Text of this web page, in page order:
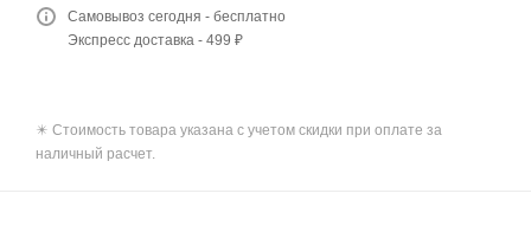
Самовывоз сегодня - бесплатно
Экспресс доставка - 499 ₽
✴️ Стоимость товара указана с учетом скидки при оплате за
наличный расчет.